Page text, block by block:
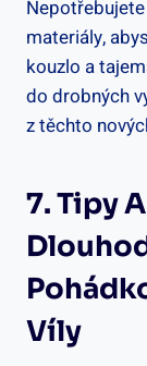
materiály,
kouzlo a
do drobných
z těchto
7. Tipy
Víly